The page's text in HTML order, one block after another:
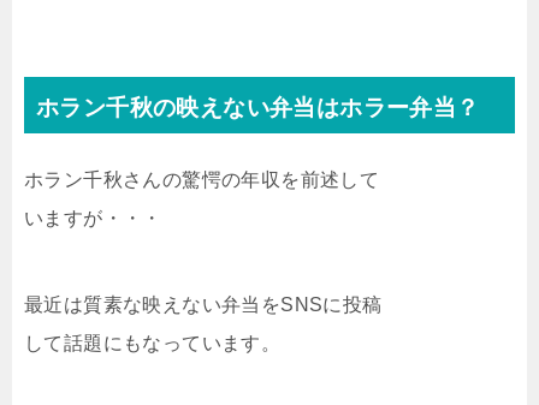
ホラン千秋の映えない弁当はホラー弁当？
ホラン千秋さんの驚愕の年収を前述して
いますが・・・
最近は質素な映えない弁当をSNSに投稿
して話題にもなっています。